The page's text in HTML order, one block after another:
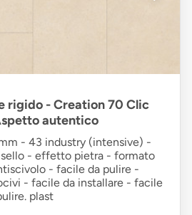
rigido - Creation 70 Clic
autentico
- 43 industry (intensive) -
- effetto pietra - formato
- facile da pulire -
- facile da installare - facile
plast